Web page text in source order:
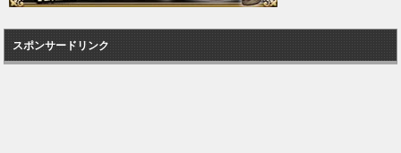
スポンサードリンク